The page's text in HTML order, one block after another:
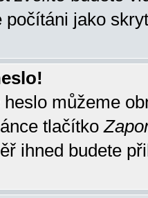
počítáni jako
heslo můžeme
tlačítko
ihned budete